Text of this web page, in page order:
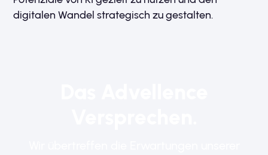
digitalen Wandel strategisch zu gestalten.